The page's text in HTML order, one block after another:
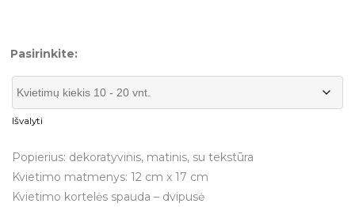
Pasirinkite:
Išvalyti
Popierius: dekoratyvinis, matinis, su tekstūra
Kvietimo matmenys: 12 cm x 17 cm
Kvietimo kortelės spauda – dvipusė